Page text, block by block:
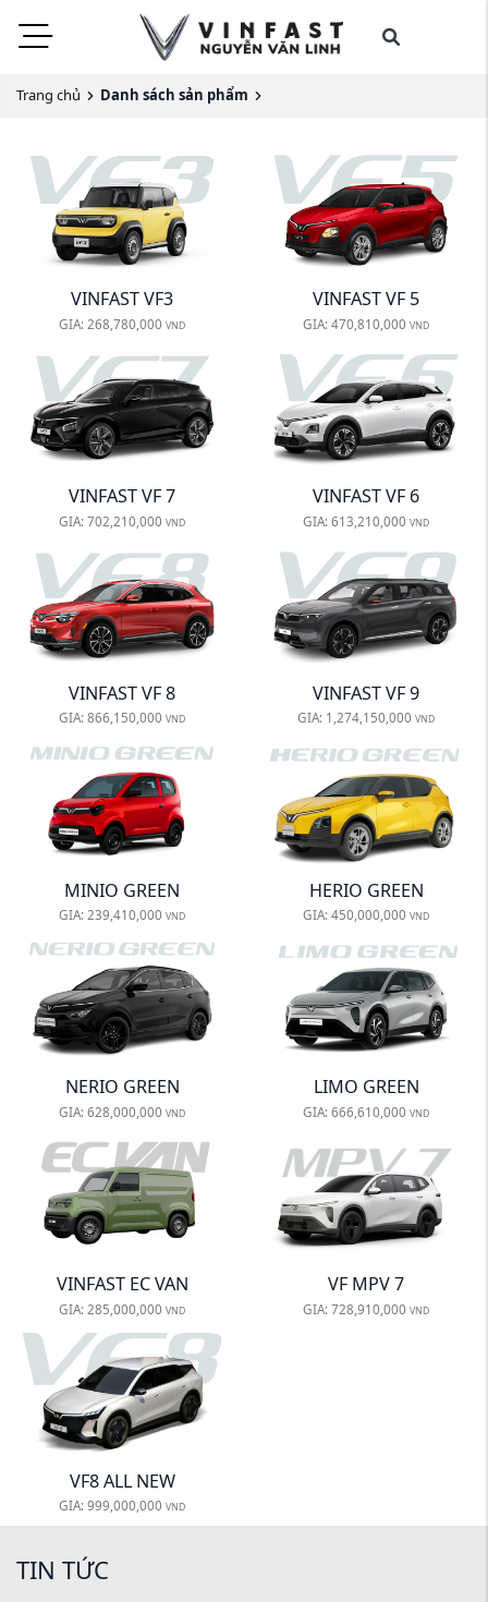
Trang chủ Danh sách sản phẩm
VINFAST VF3
GIA: 268,780,000 VND
VINFAST VF 5
GIA:470,810,000 VND
VINFAST VF 7
GIA:702,210,000 VND
VINFAST VF 6
GIA:613,210,000 VND
VINFAST VF 8
GIA:866,150,000 VND
VINFAST VF 9
GIA: 1,274,150,000 VND
MINIO GREEN
GIA: 239,410,000 VND
HERIO GREEN
GIA:450,000,000 VND
NERIO GREEN
GIA:628,000,000 VND
LIMO GREEN
GIA:666,610,000 VND
VINFAST EC VAN
GIA: 285,000,000 VND
VF MPV 7
GIA:728,910,000 VND
VF8 ALL NEW
GIA:999,000,000 VND
TIN TỨC